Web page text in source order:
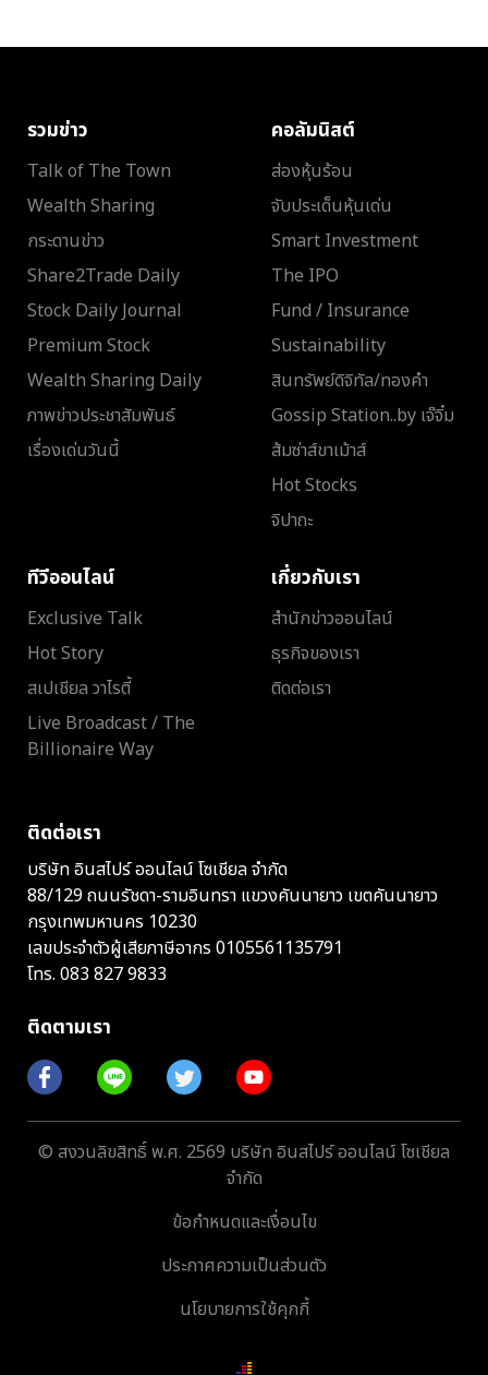
รวมข่าว
Talk of The Town
Wealth Sharing
กระดานข่าว
Share2Trade Daily
Stock Daily Journal
Premium Stock
Wealth Sharing Daily
ภาพข่าวประชาสัมพันธ์
เรื่องเด่นวันนี้
คอลัมนิสต์
ส่องหุ้นร้อน
จับประเด็นหุ้นเด่น
Smart Investment
The IPO
Fund / Insurance
Sustainability
สินทรัพย์ดิจิทัล/ทองคำ
Gossip Station..by เจ๊จิ๋ม
ส้มซ่าส์ขาเม้าส์
Hot Stocks
จิปาถะ
ทีวีออนไลน์
Exclusive Talk
Hot Story
สเปเชียล วาไรตี้
Live Broadcast / The
Billionaire Way
เกี่ยวกับเรา
สำนักข่าวออนไลน์
ธุรกิจของเรา
ติดต่อเรา
ติดต่อเรา
บริษัท อินสไปร์ ออนไลน์ โซเชียล จำกัด
88/129 ถนนรัชดา-รามอินทรา แขวงคันนายาว เขตคันนายาว
กรุงเทพมหานคร 10230
เลขประจำตัวผู้เสียภาษีอากร 0105561135791
โทร. 083 827 9833
ติดตามเรา
© สงวนลิขสิทธิ์ พ.ศ. 2569 บริษัท อินสไปร์ ออนไลน์ โซเชียล
จำกัด
ข้อกำหนดและเงื่อนไข
ประกาศความเป็นส่วนตัว
นโยบายการใช้คุกกี้